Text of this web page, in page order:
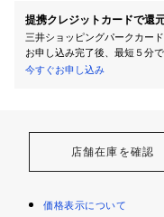
提携クレジットカードで還
三井ショッピングパークカー
お申し込み完了後、最短５分で
今すぐお申し込み
店舗在庫を確認
価格表示について